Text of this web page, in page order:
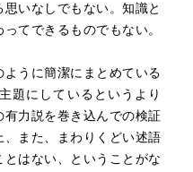
いなしでもない。知識と
てできるものでもない。
うに簡潔にまとめている
題にしているというより
力説を巻き込んでの検証
また、まわりくどい述語
はない、ということがな